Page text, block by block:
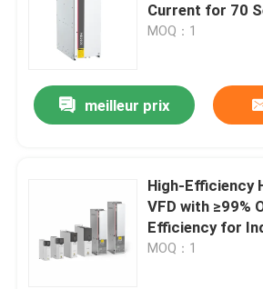
Current for 70
MOQ：1
meilleur prix
High-Efficiency
VFD with ≥99%
Efficiency for
Drives
MOQ：1